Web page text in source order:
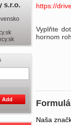
s.r.o.
Add
https://
Vyplňte
hornom
Naša